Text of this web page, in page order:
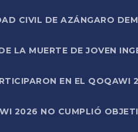
CIVIL DE AZÁNGARO
LA MUERTE DE JOVEN
EN EL
2026 NO CUMPLIÓ